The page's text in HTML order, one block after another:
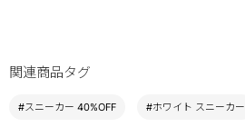
関連商品タグ
#スニーカー 40%OFF #ホワイト スニーカー